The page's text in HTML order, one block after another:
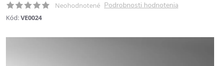
Neohodnotené Podrobnosti hodnotenia
Kód:VE0024